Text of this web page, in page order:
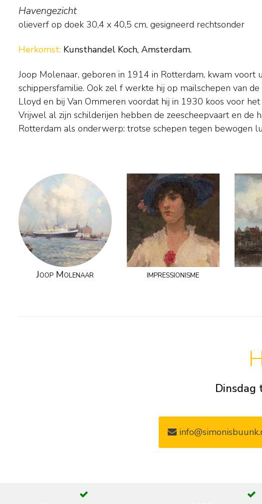
Havengezicht
olieverf op doek 30,4 x 40,5 cm, gesigneerd rechtsonder
Herkomst: Kunsthandel Koch, Amsterdam.
Joop Molenaar, geboren in 1914 in Rotterdam, kwam voort
schippersfamilie. Ook zel f werkte hij op mailschepen van
Lloyd en bij Van Ommeren voordat hij in 1930 koos voor het schildersvak.
Vrijwel al zijn schilderijen hebben de zeescheepvaart en de
Rotterdam als onderwerp: trotse schepen tegen bewogen
Rotterdam in het verschiet. Veel van zijn schilderijen maakte
opdracht van Rotterdamse reders maar ook schilderde hij
en waterwerken, zoals de Zuiderzeewerken, de Lauwerszee en de haven
Joop Molenaar impressionisme
Dinsdag